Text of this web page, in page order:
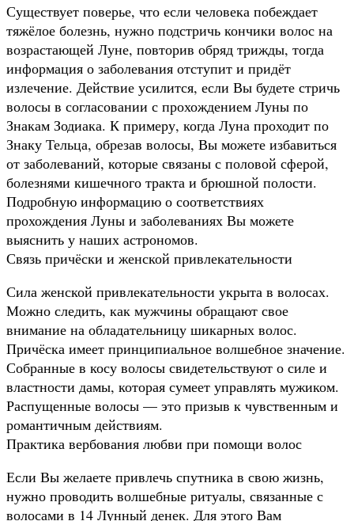
Существует поверье, что если человека побеждает
тяжёлое болезнь, нужно подстричь кончики волос на
возрастающей Луне, повторив обряд трижды, тогда
информация о заболевания отступит и придёт
излечение. Действие усилится, если Вы будете стричь
волосы в согласовании с прохождением Луны по
Знакам Зодиака. К примеру, когда Луна проходит по
Знаку Тельца, обрезав волосы, Вы можете избавиться
от заболеваний, которые связаны с половой сферой,
болезнями кишечного тракта и брюшной полости.
Подробную информацию о соответствиях
прохождения Луны и заболеваниях Вы можете
выяснить у наших астрономов.
Связь причёски и женской привлекательности
Сила женской привлекательности укрыта в волосах.
Можно следить, как мужчины обращают свое
внимание на обладательницу шикарных волос.
Причёска имеет принципиальное волшебное значение.
Собранные в косу волосы свидетельствуют о силе и
властности дамы, которая сумеет управлять мужиком.
Распущенные волосы — это призыв к чувственным и
романтичным действиям.
Практика вербования любви при помощи волос
Если Вы желаете привлечь спутника в свою жизнь,
нужно проводить волшебные ритуалы, связанные с
волосами в 14 Лунный денек. Для этого Вам